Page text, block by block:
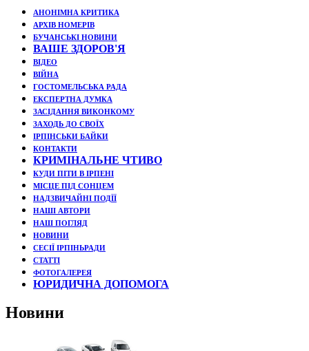
АНОНІМНА КРИТИКА
АРХІВ НОМЕРІВ
БУЧАНСЬКІ НОВИНИ
ВАШЕ ЗДОРОВ'Я
ВІДЕО
ВІЙНА
ГОСТОМЕЛЬСЬКА РАДА
ЕКСПЕРТНА ДУМКА
ЗАСІДАННЯ ВИКОНКОМУ
ЗАХОДЬ ДО СВОЇХ
ІРПІНСЬКИ БАЙКИ
КОНТАКТИ
КРИМІНАЛЬНЕ ЧТИВО
КУДИ ПІТИ В ІРПЕНІ
МІСЦЕ ПІД СОНЦЕМ
НАДЗВИЧАЙНІ ПОДЇЇ
НАШІ АВТОРИ
НАШ ПОГЛЯД
НОВИНИ
СЕСІЇ ІРПІНЬРАДИ
СТАТТІ
ФОТОГАЛЕРЕЯ
ЮРИДИЧНА ДОПОМОГА
Новини